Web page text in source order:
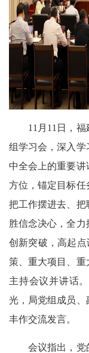
11月11日，福
组学习会，深入学
中全会上的重要
方位，锚定目标任
把工作摆进去、
胜信念决心，全
创新突破，高起点
策、重大项目、重
主持会议并讲话
光，局党组成员
丰作交流发言。
会议指出，党的